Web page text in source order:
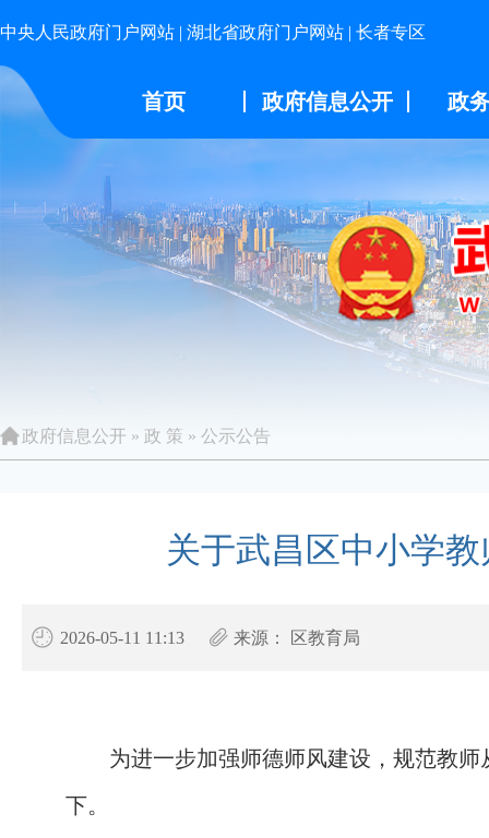
中央人民政府门户网站 | 湖北省政府门户网站 | 长者专区
首页 政府信息公开 政
政府信息公开 » 政 策 » 公示公告
关于武昌区中小学
2026-05-11 11:13 来源： 区教育局
为进一步加强师德师风建设， 规范教师
下。